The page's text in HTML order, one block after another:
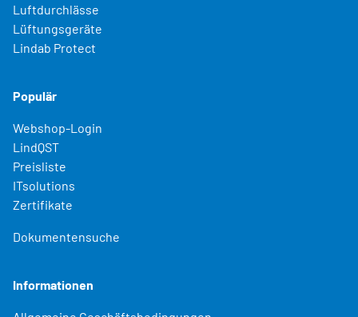
Luftdurchlässe
Lüftungsgeräte
Lindab Protect
Populär
Webshop-Login
LindQST
Preisliste
ITsolutions
Zertifikate
Dokumentensuche
Informationen